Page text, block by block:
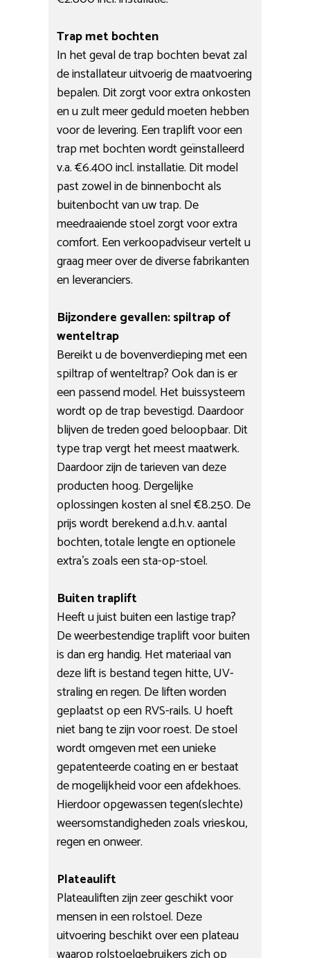
Trap met bochten
In het geval de trap bochten bevat zal
de installateur uitvoerig de maatvoering
bepalen. Dit zorgt voor extra onkosten
en u zult meer geduld moeten hebben
voor de levering. Een traplift voor een
trap met bochten wordt geïnstalleerd
v.a. €6.400 incl. installatie. Dit model
past zowel in de binnenbocht als
buitenbocht van uw trap. De
meedraaiende stoel zorgt voor extra
comfort. Een verkoopadviseur vertelt u
graag meer over de diverse fabrikanten
en leveranciers.
Bijzondere gevallen: spiltrap of
wenteltrap
Bereikt u de bovenverdieping met een
spiltrap of wenteltrap? Ook dan is er
een passend model. Het buissysteem
wordt op de trap bevestigd. Daardoor
blijven de treden goed beloopbaar. Dit
type trap vergt het meest maatwerk.
Daardoor zijn de tarieven van deze
producten hoog. Dergelijke
oplossingen kosten al snel €8.250. De
prijs wordt berekend a.d.h.v. aantal
bochten, totale lengte en optionele
extra’s zoals een sta-op-stoel.
Buiten traplift
Heeft u juist buiten een lastige trap?
De weerbestendige traplift voor buiten
is dan erg handig. Het materiaal van
deze lift is bestand tegen hitte, UV-
straling en regen. De liften worden
geplaatst op een RVS-rails. U hoeft
niet bang te zijn voor roest. De stoel
wordt omgeven met een unieke
gepatenteerde coating en er bestaat
de mogelijkheid voor een afdekhoes.
Hierdoor opgewassen tegen(slechte)
weersomstandigheden zoals vrieskou,
regen en onweer.
Plateaulift
Plateauliften zijn zeer geschikt voor
mensen in een rolstoel. Deze
uitvoering beschikt over een plateau